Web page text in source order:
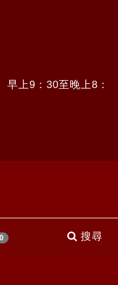
0 搜尋
上9：30至晚上8：